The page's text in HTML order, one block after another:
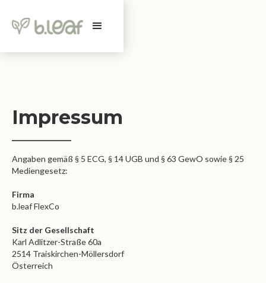
Impressum
Angaben gemäß § 5 ECG, § 14 UGB und § 63 GewO sowie § 25
Mediengesetz:
Firma
b.leaf FlexCo
Sitz der Gesellschaft
Karl Adlitzer-Straße 60a
2514 Traiskirchen-Möllersdorf
Österreich